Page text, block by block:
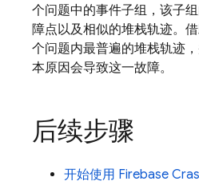
个问题中的事件子组，该子
障点以及相似的堆栈轨迹。
个问题内最普遍的堆栈轨迹
本原因会导致这一故障。
后续步骤
开始使用 Firebase